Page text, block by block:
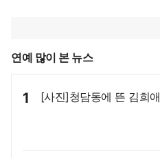
연예 많이 본 뉴스
1 [사진]청담동에 뜬 김희애